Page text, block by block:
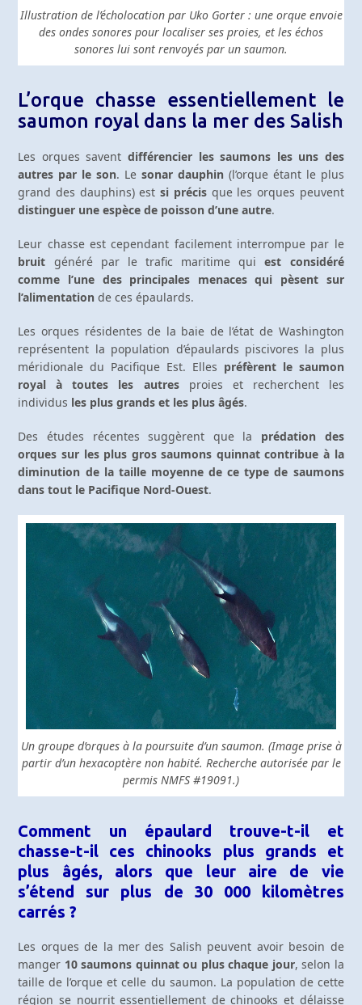
Illustration de l’écholocation par Uko Gorter : une orque envoie
des ondes sonores pour localiser ses proies, et les échos
sonores lui sont renvoyés par un saumon.
L’orque chasse essentiellement le
saumon royal dans la mer des Salish
Les orques savent différencier les saumons les uns des
autres par le son. Lesonar dauphin(l’orque étant le plus
grand des dauphins) estsi précisque les orques peuvent
distinguer une espèce de poisson d’une autre.
Leur chasse est cependant facilement interrompue par le
bruit généré par le trafic maritime qui est considéré
comme l’une des principales menaces qui pèsent sur
l’alimentation de ces épaulards.
Les orques résidentes de la baie de l’état de Washington
représentent la population d’épaulards piscivores la plus
méridionale du Pacifique Est. Elles préfèrent le saumon
royal à toutes les autresproies et recherchent les
individus les plus grands et les plus âgés.
Des études récentes suggèrent que la prédation des
orques sur les plus gros saumons quinnat contribue à la
diminution de la taille moyenne de ce type de saumons
dans tout le Pacifique Nord-Ouest.
Un groupe d’orques à la poursuite d’un saumon. (Image prise à
partir d’un hexacoptère non habité. Recherche autorisée par le
permis NMFS #19091.)
Comment un épaulard trouve-t-il et
chasse-t-il ces chinooks plus grands et
plus âgés, alors que leur aire de vie
s’étend sur plus de 30 000 kilomètres
carrés ?
Les orques de la mer des Salish peuvent avoir besoin de
manger 10 saumons quinnat ou plus chaque jour, selon la
taille de l’orque et celle du saumon. La population de cette
région se nourrit essentiellement de chinooks et délaisse